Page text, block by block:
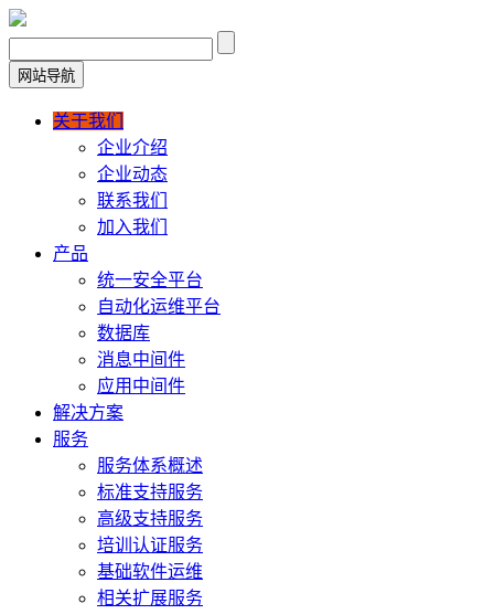
网站导航
关于我们
企业介绍
企业动态
联系我们
加入我们
产品
统一安全平台
自动化运维平台
数据库
消息中间件
应用中间件
解决方案
服务
服务体系概述
标准支持服务
高级支持服务
培训认证服务
基础软件运维
相关扩展服务